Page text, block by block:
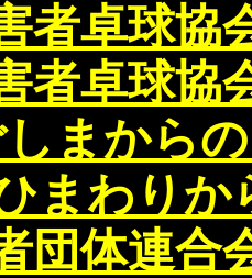
者卓球協
者卓球協
まから
まわりか
団体連合